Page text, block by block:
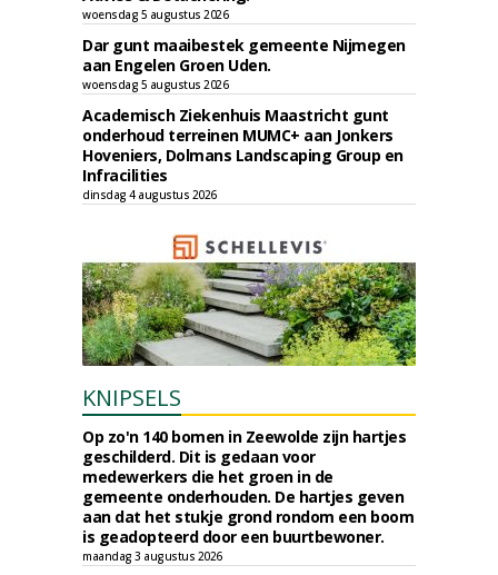
woensdag 5 augustus 2026
Dar gunt maaibestek gemeente Nijmegen
aan Engelen Groen Uden.
woensdag 5 augustus 2026
Academisch Ziekenhuis Maastricht gunt
onderhoud terreinen MUMC+ aan Jonkers
Hoveniers, Dolmans Landscaping Group en
Infracilities
dinsdag 4 augustus 2026
KNIPSELS
Op zo'n 140 bomen in Zeewolde zijn hartjes
geschilderd. Dit is gedaan voor
medewerkers die het groen in de
gemeente onderhouden. De hartjes geven
aan dat het stukje grond rondom een boom
is geadopteerd door een buurtbewoner.
maandag 3 augustus 2026